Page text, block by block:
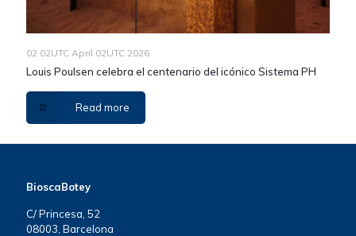
02 02UTC April 02UTC 2026
Louis Poulsen celebra el centenario del icónico Sistema PH
Read more
BioscaBotey
C/ Princesa, 52
08003, Barcelona